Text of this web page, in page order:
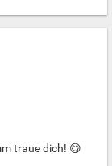
traue dich! 😋